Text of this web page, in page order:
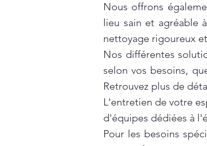
Nous offrons
lieu sain et agréable
nettoyage rigoureux
Nos différentes
selon vos besoins,
Retrouvez plus de
L'entretien de votre
d'équipes dédiées à
Pour les besoins